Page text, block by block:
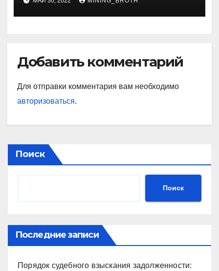
Добавить комментарий
Для отправки комментария вам необходимо
авторизоваться.
Поиск
Поиск
Последние записи
Порядок судебного взыскания задолженности: